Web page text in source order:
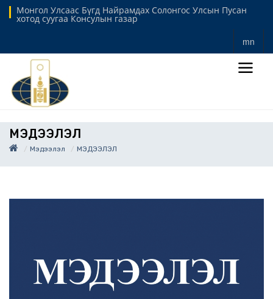
Монгол Улсаас Бүгд Найрамдах Солонгос Улсын Пусан
хотод суугаа Консулын газар
mn
МЭДЭЭЛЭЛ
Мэдээлэл МЭДЭЭЛЭЛ